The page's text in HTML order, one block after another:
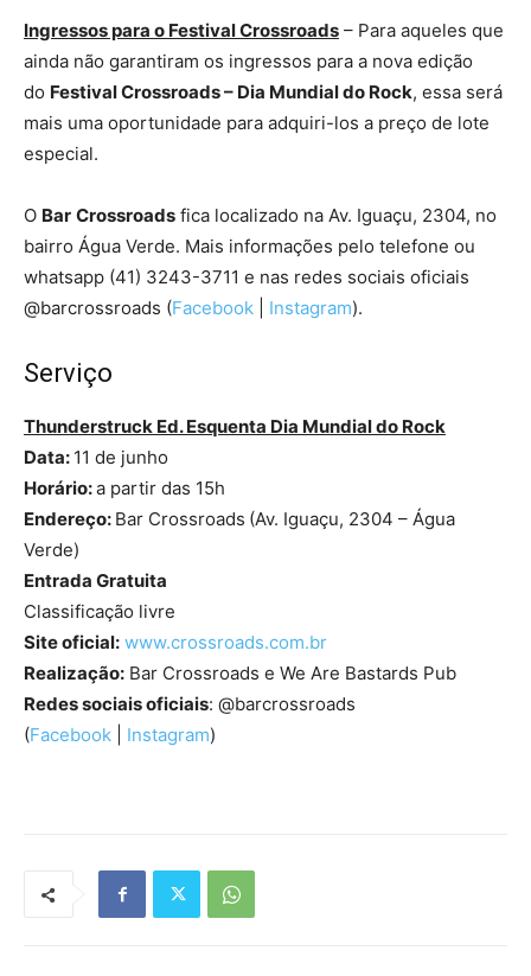
Ingressos para o Festival Crossroads – Para aqueles que
ainda não garantiram os ingressos para a nova edição
do Festival Crossroads – Dia Mundial do Rock, essa será
mais uma oportunidade para adquiri-los a preço de lote
especial.
O Bar Crossroads fica localizado na Av. Iguaçu, 2304, no
bairro Água Verde. Mais informações pelo telefone ou
whatsapp (41) 3243-3711 e nas redes sociais oficiais
@barcrossroads (Facebook Instagram).
Serviço
Thunderstruck Ed. Esquenta Dia Mundial do Rock
Data: 11 de junho
Horário:a partir das 15h
Endereço: Bar Crossroads (Av. Iguaçu, 2304 – Água
Verde)
Entrada Gratuita
Classificação livre
Site oficial: www.crossroads.com.br
Realização: Bar Crossroads e We Are Bastards Pub
Redes sociais oficiais: @barcrossroads
(Facebook Instagram)